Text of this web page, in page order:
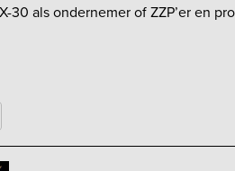
30 als ondernemer of ZZP’er en